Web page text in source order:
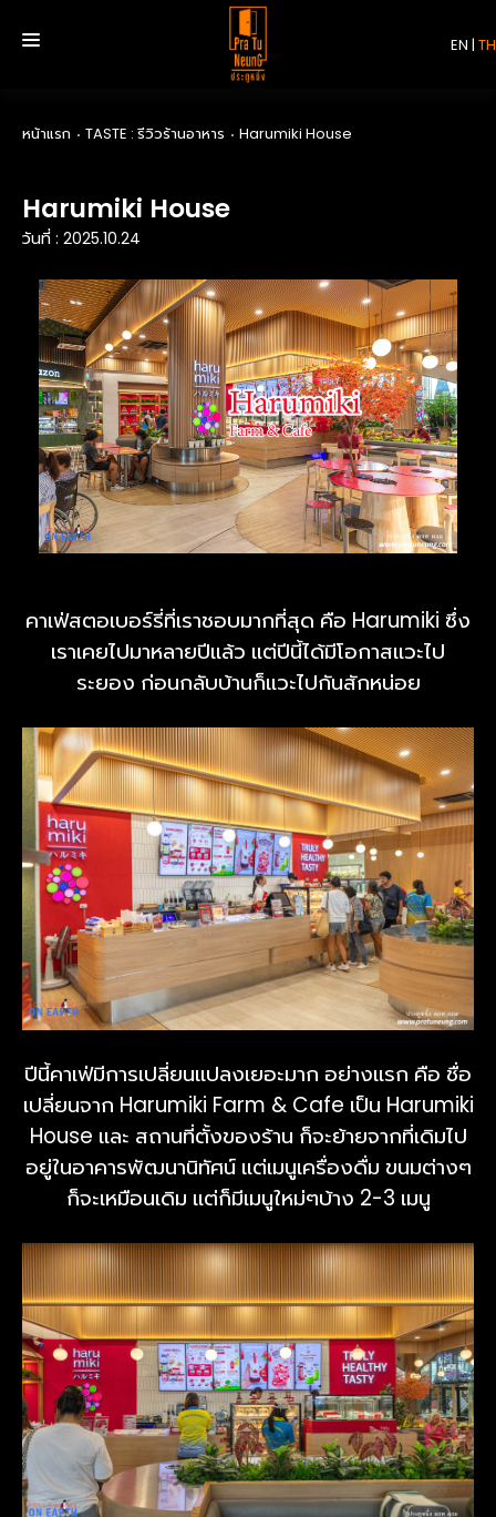
EN | TH
บริการ
รีวิว
เกี่ยวกับเรา
ติดต่อเรา
หน้าแรก TASTE : รีวิวร้านอาหาร Harumiki House
Harumiki House
วันที่ : 2025.10.24
คาเฟ่สตอเบอร์รี่ที่เราชอบมากที่สุด คือ Harumiki ซึ่ง
เราเคยไปมาหลายปีแล้ว แต่ปีนี้ได้มีโอกาสแวะไป
ระยอง ก่อนกลับบ้านก็แวะไปกันสักหน่อย
ปีนี้คาเฟ่มีการเปลี่ยนแปลงเยอะมาก อย่างแรก คือ ชื่อ
เปลี่ยนจาก Harumiki Farm & Cafe เป็น Harumiki
House และ สถานที่ตั้งของร้าน ก็จะย้ายจากที่เดิมไป
อยู่ในอาคารพัฒนานิทัศน์ แต่เมนูเครื่องดื่ม ขนมต่างๆ
ก็จะเหมือนเดิม แต่ก็มีเมนูใหม่ๆบ้าง 2-3 เมนู